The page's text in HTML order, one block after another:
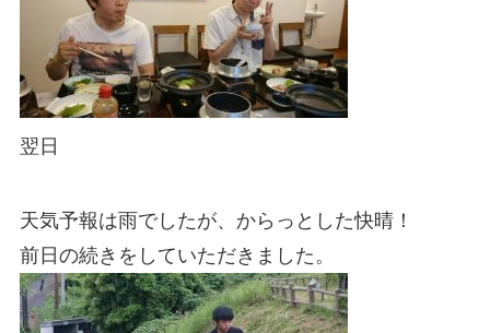
翌日
天気予報は雨でしたが、からっとした快晴！
前日の続きをしていただきました。